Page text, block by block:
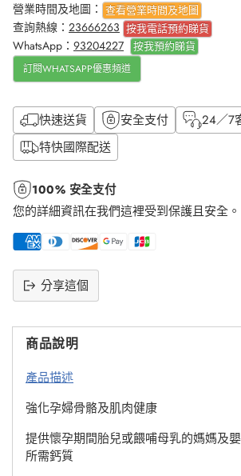
營業時間及地圖： 查看營業時間及地圖
查詢熱線： 23666263 按我電話預約睇貨
WhatsApp： 93204227 按我預約睇貨
訂閱WHATSAPP優惠頻道
快速送貨 安全支付
24／7
特快國際配送
100% 安全支付
您的詳細資訊在我們這裡受到保護且安全。
分享這個
產
商品說明
產品描述
強化孕婦骨骼及肌肉健康
提供懷孕期間胎兒或餵哺母乳的媽媽及
所需鈣質